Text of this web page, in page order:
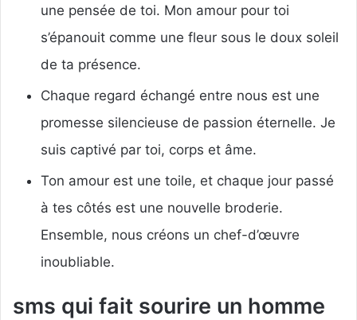
une pensée de toi. Mon amour pour toi
s’épanouit comme une fleur sous le doux soleil
de ta présence.
Chaque regard échangé entre nous est une
promesse silencieuse de passion éternelle. Je
suis captivé par toi, corps et âme.
Ton amour est une toile, et chaque jour passé
à tes côtés est une nouvelle broderie.
Ensemble, nous créons un chef-d’œuvre
inoubliable.
sms qui fait sourire un homme